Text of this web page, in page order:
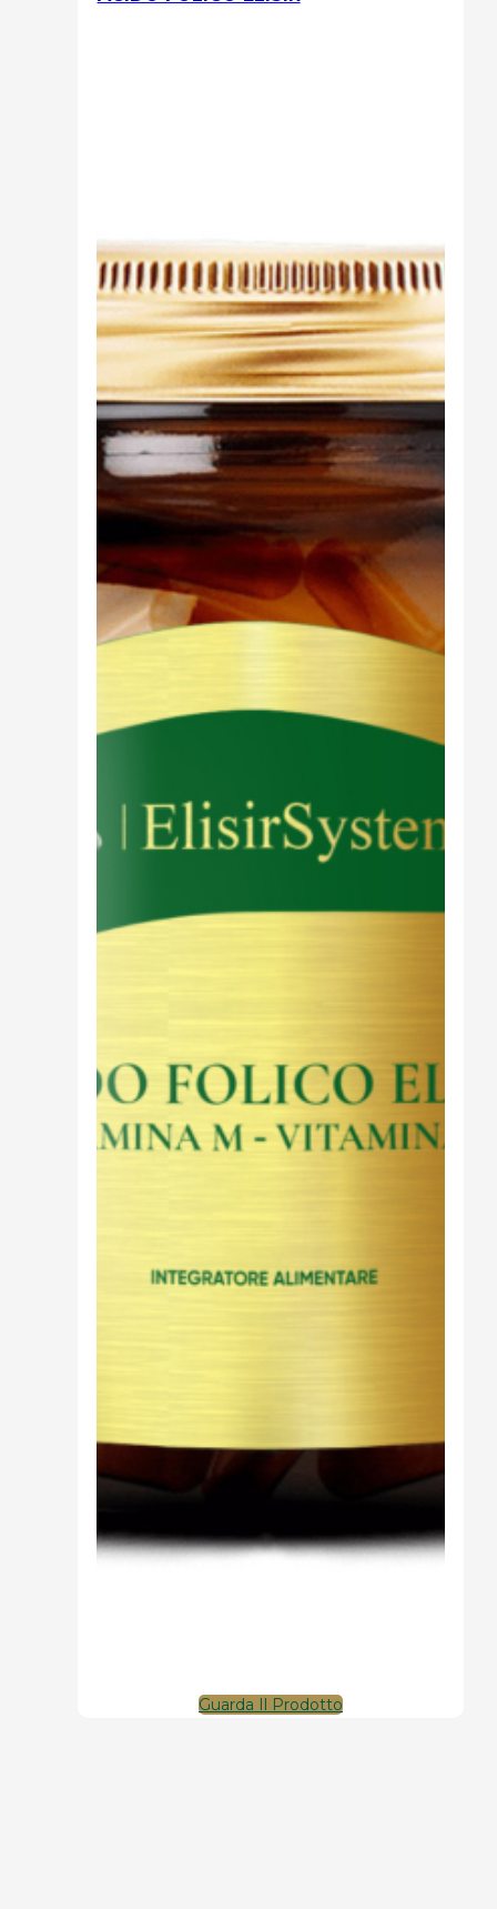
Dimagrimento naturale
Ipoglicemizzanti
Diuretici Naturali
Termogenici
Altro
Cibo
Guarda Il Prodotto